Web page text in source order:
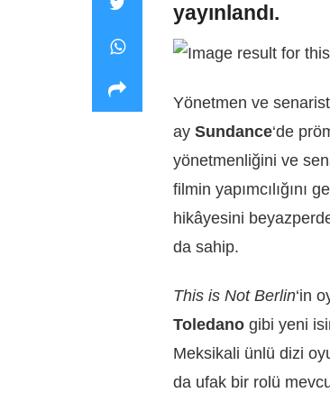
yayınlandı.
Yönetmen ve senarist
ay Sundance‘de
yönetmenliğini ve
filmin yapımcılığını
hikâyesini
da sahip.
This is Not Berlin‘in
Toledano gibi yeni
Meksikali ünlü dizi
da ufak bir rolü